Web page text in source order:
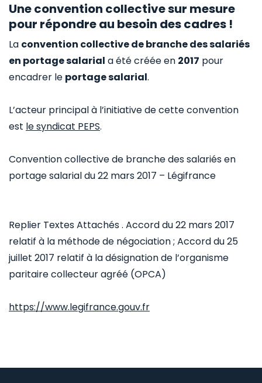
Une convention collective sur mesure
pour répondre au besoin des cadres !
La convention collective de branche des salariés
en portage salarial a été créée en 2017 pour
encadrer le portage salarial.
L’acteur principal à l’initiative de cette convention
est le syndicat PEPS.
Convention collective de branche des salariés en
portage salarial du 22 mars 2017 – Légifrance
Replier Textes Attachés . Accord du 22 mars 2017
relatif à la méthode de négociation ; Accord du 25
juillet 2017 relatif à la désignation de l’organisme
paritaire collecteur agréé (OPCA)
https://www.legifrance.gouv.fr